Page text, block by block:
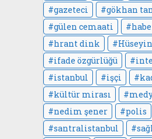
gazeteci
gökhan
gülen cemaati
hrant dink
ifade özgürlüğü
istanbul
işçi
kültür mirası
nedim şener
polis
santralistanbul